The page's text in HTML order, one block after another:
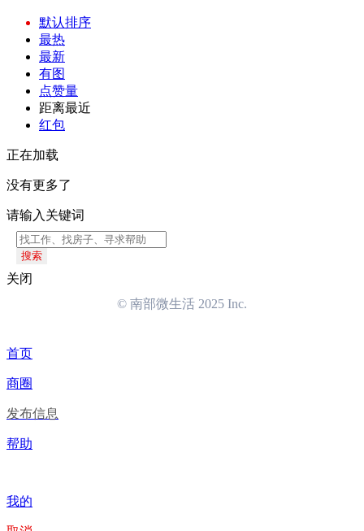
默认排序
最热
最新
有图
点赞量
距离最近
红包
正在加载
没有更多了
请输入关键词
搜索
关闭
© 南部微生活 2025 Inc.
首页
商圈
发布信息
帮助
我的